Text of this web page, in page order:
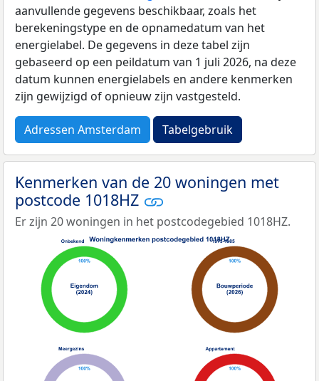
aanvullende gegevens beschikbaar, zoals het
berekeningstype en de opnamedatum van het
energielabel. De gegevens in deze tabel zijn
gebaseerd op een peildatum van 1 juli 2026, na deze
datum kunnen energielabels en andere kenmerken
zijn gewijzigd of opnieuw zijn vastgesteld.
Adressen Amsterdam Tabelgebruik
Kenmerken van de 20 woningen met
postcode 1018HZ
Er zijn 20 woningen in het postcodegebied 1018HZ.